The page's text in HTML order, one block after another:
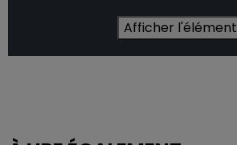
Afficher l'élément